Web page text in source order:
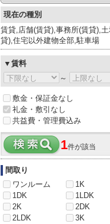
現在の種別
賃貸,店舗(賃貸),事務所(賃貸),
貸),住宅以外建物全部,駐車場
▼賃料
～
敷金・保証金なし
礼金・敷引なし
共益費・管理費込み
1件が該当
間取り
ワンルーム
1K
1DK
1LDK
2K
2DK
2LDK
3K